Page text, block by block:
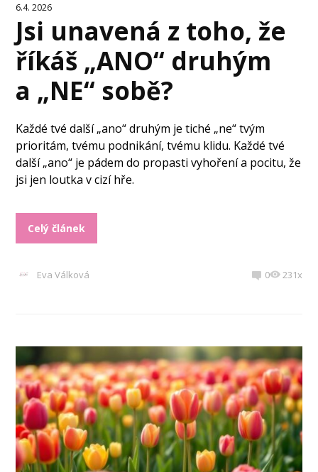
6.4. 2026
Jsi unavená z toho, že
říkáš „ANO“ druhým
a „NE“ sobě?
Každé tvé další „ano“ druhým je tiché „ne“ tvým
prioritám, tvému podnikání, tvému klidu. Každé tvé
další „ano“ je pádem do propasti vyhoření a pocitu, že
jsi jen loutka v cizí hře.
Celý článek
Eva Válková 0 231x